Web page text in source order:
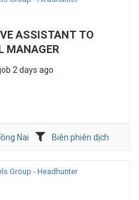
ASSISTANT TO
MANAGER
2 days ago
Nai
Biên phiên dịch
Group - Headhunter